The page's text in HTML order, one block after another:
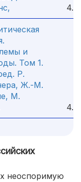
4.8
и
Том 1.
Р.
Ж.-М.
М.
4.7
неоспоримую